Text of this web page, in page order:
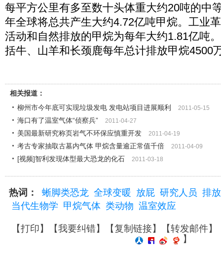
每平方公里有多至数十头体重大约20吨的中
年全球将总共产生大约4.72亿吨甲烷。工业
活动和自然排放的甲烷为每年大约1.81亿吨
括牛、山羊和长颈鹿每年总计排放甲烷4500
相关报道：
柳州市今年底可实现垃圾发电 发电站项目进展顺利
2011-05-15
海口有了温室气体“侦察兵” 2011-04-27
美国最新研究称页岩气不环保应慎重开发 2011-04-19
考古专家抽取古墓内气体 甲烷含量逾正常值千倍 2011-04-09
[视频]智利发现体型最大恐龙的化石 2011-03-18
热词： 蜥脚类恐龙 全球变暖 放屁 研究人员 排放
当代生物学 甲烷气体 类动物 温室效应
【打印】【我要纠错】【复制链接】【转发邮件】
】